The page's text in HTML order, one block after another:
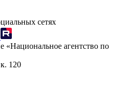
сетях
«Национальное агентство по
120